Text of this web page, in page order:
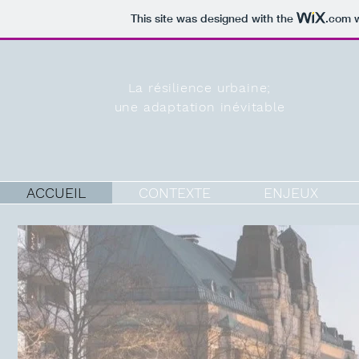
This site was designed with the .com
La résilience urbaine;
une adaptation inévitable
ACCUEIL CONTEXTE ENJEUX